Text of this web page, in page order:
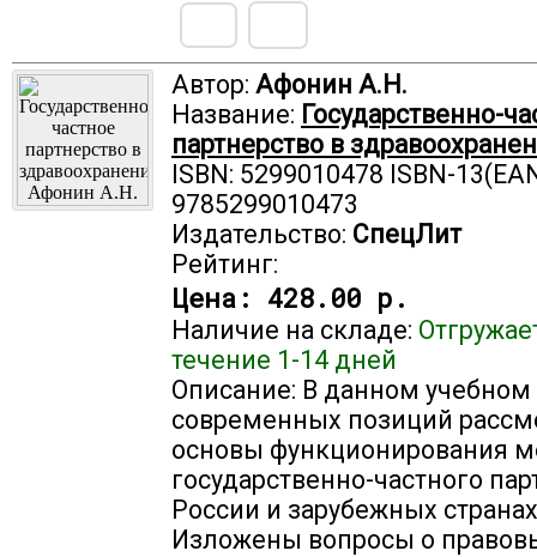
Автор: Афонин А.Н.
Название: Государственно-
партнерство в
ISBN: 5299010478 ISBN-
9785299010473
Издательство: СпецЛит
Рейтинг:
Цена: 428.00 р.
Наличие на складе:
течение 1-14 дней
Описание: В данном учебном
современных позиций
основы функционирования
государственно-частного
России и зарубежных
Изложены вопросы о